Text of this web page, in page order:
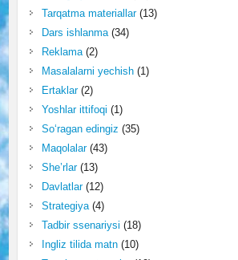
Tarqatma materiallar(13)
Dars ishlanma(34)
Reklama(2)
Masalalarni yechish(1)
Ertaklar(2)
Yoshlar ittifoqi (1)
So‘ragan edingiz (35)
Maqolalar(43)
She’rlar(13)
Davlatlar(12)
Strategiya(4)
Tadbir ssenariysi (18)
Ingliz tilida matn(10)